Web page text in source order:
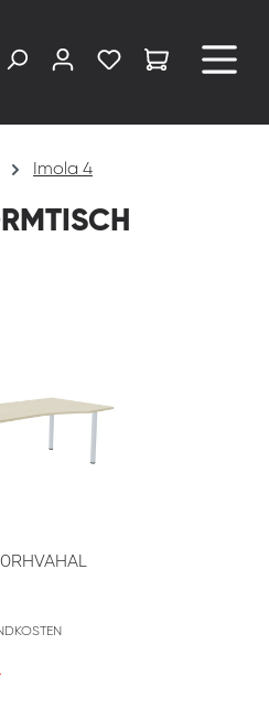
Imola 4